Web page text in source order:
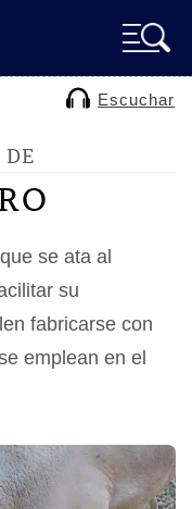
Escuchar
que se ata al
su
fabricarse con
emplean en el